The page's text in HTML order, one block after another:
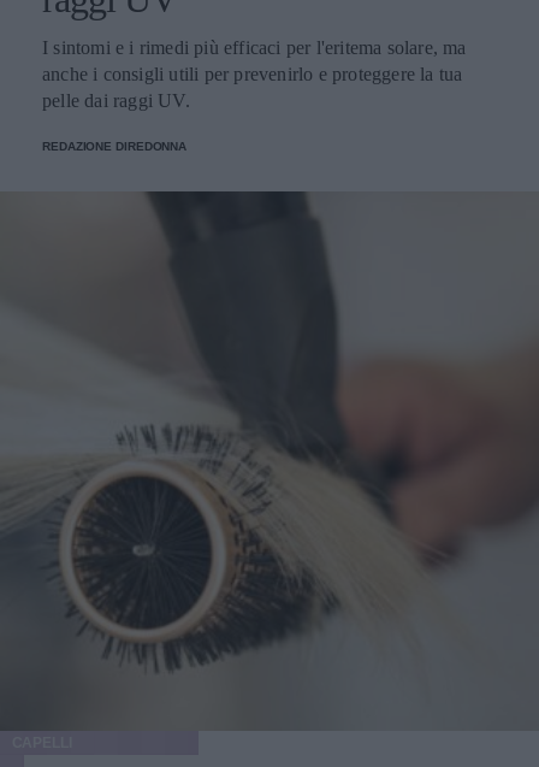
I sintomi e i rimedi più efficaci per l'eritema solare, ma
anche i consigli utili per prevenirlo e proteggere la tua
pelle dai raggi UV.
REDAZIONE DIREDONNA